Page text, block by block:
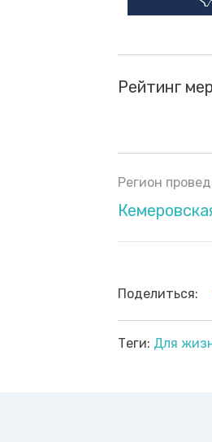
Рейтинг
Регион
Поделиться:
Теги: Для